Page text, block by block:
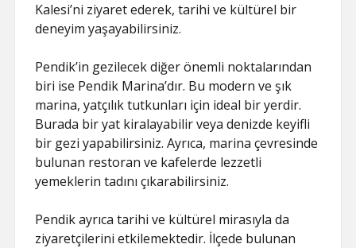
Kalesi’ni ziyaret ederek, tarihi ve kültürel bir
deneyim yaşayabilirsiniz.
Pendik’in gezilecek diğer önemli noktalarından
biri ise Pendik Marina’dır. Bu modern ve şık
marina, yatçılık tutkunları için ideal bir yerdir.
Burada bir yat kiralayabilir veya denizde keyifli
bir gezi yapabilirsiniz. Ayrıca, marina çevresinde
bulunan restoran ve kafelerde lezzetli
yemeklerin tadını çıkarabilirsiniz.
Pendik ayrıca tarihi ve kültürel mirasıyla da
ziyaretçilerini etkilemektedir. İlçede bulunan